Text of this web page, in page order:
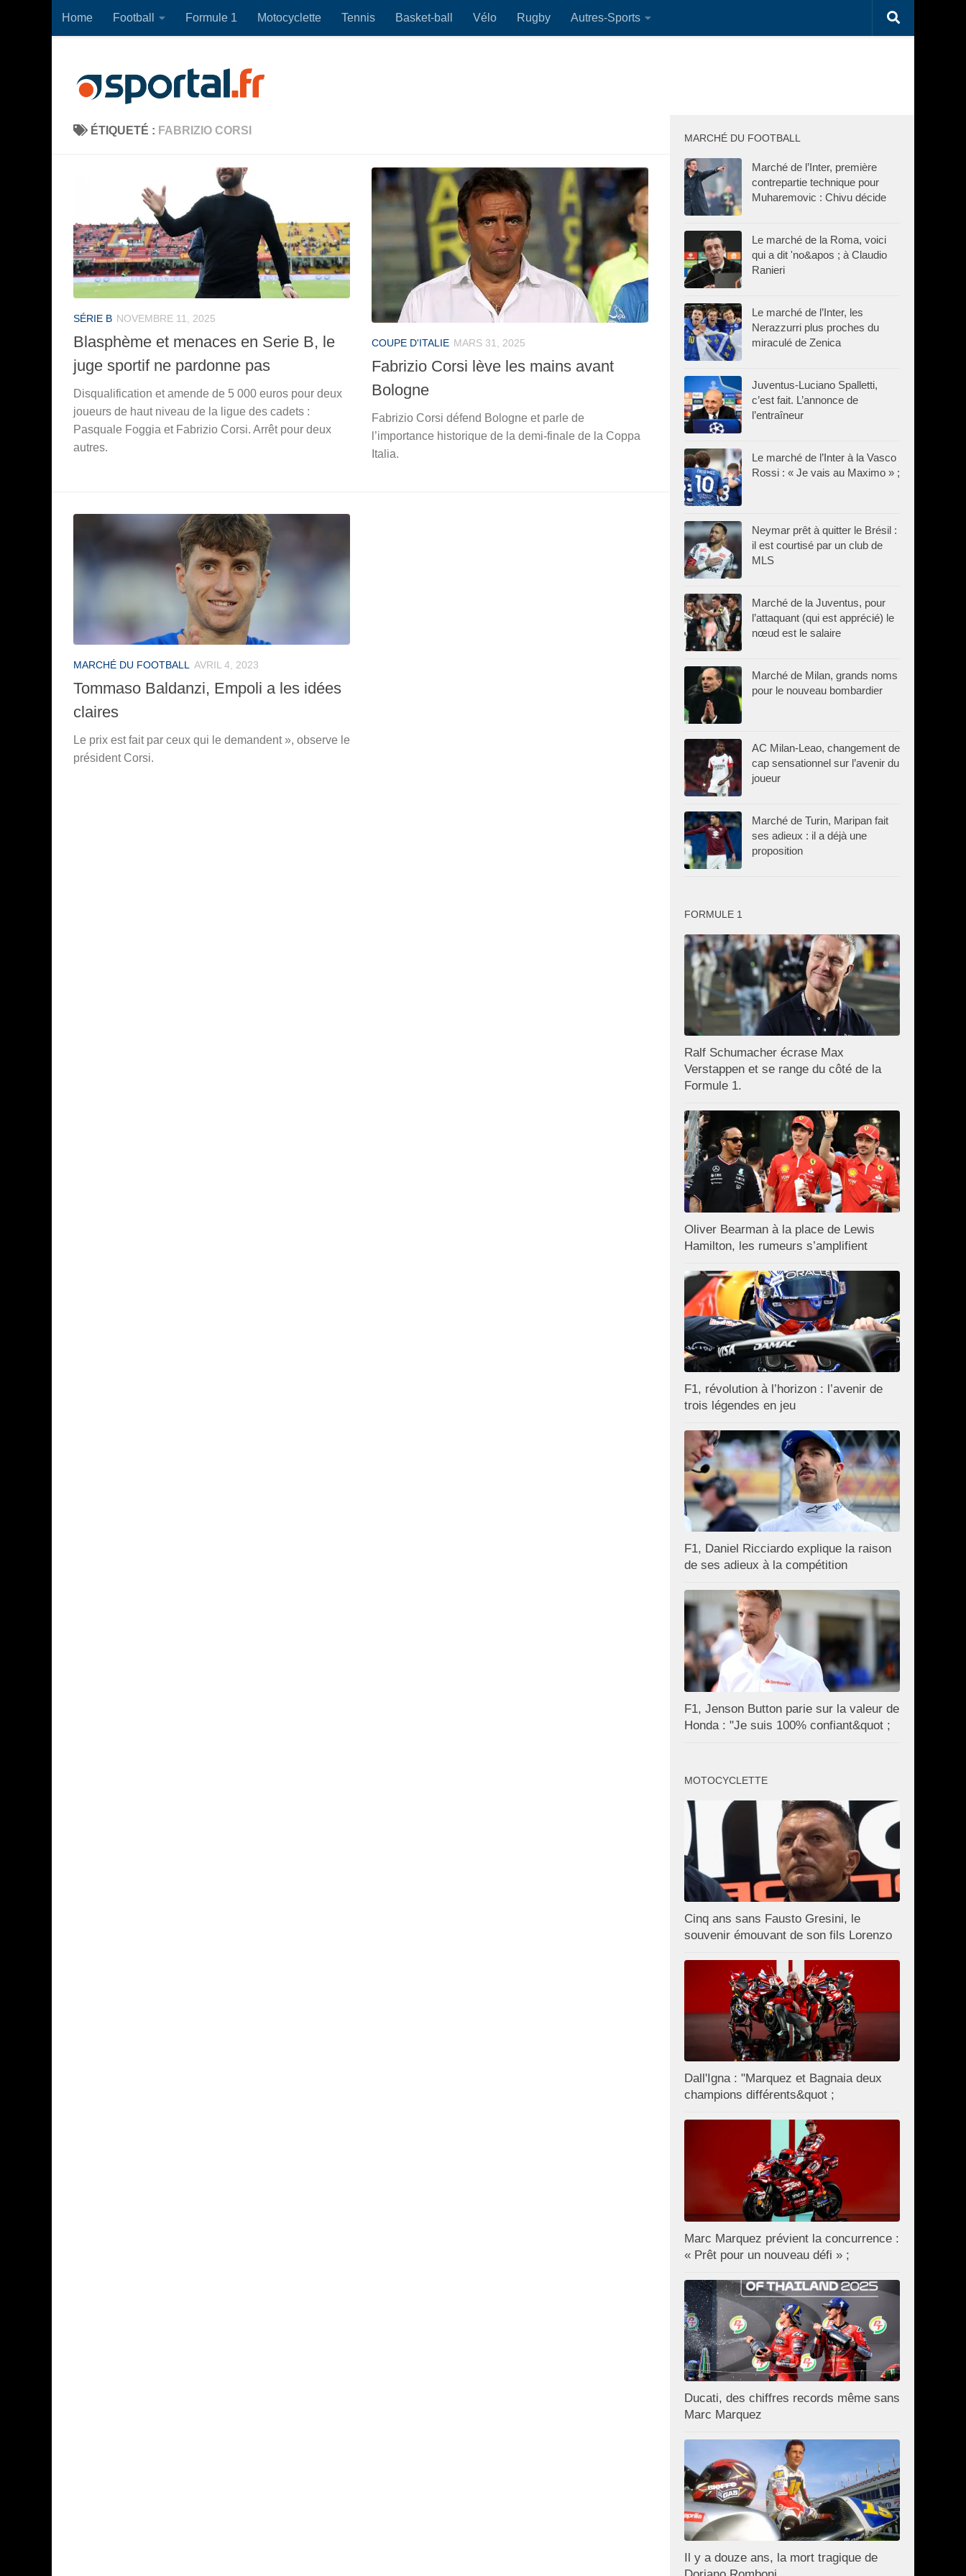
Skip to content
Home Football Formule 1 Motocyclette Tennis Basket-ball Vélo Rugby Autres-Sports
ÉTIQUETÉ : FABRIZIO CORSI
SÉRIE B NOVEMBRE 11, 2025
Blasphème et menaces en Serie B, le
juge sportif ne pardonne pas
Disqualification et amende de 5 000 euros pour deux
joueurs de haut niveau de la ligue des cadets :
Pasquale Foggia et Fabrizio Corsi. Arrêt pour deux
autres.
COUPE D'ITALIE MARS 31, 2025
Fabrizio Corsi lève les mains avant
Bologne
Fabrizio Corsi défend Bologne et parle de
l’importance historique de la demi-finale de la Coppa
Italia.
MARCHÉ DU FOOTBALL AVRIL 4, 2023
Tommaso Baldanzi, Empoli a les idées
claires
Le prix est fait par ceux qui le demandent », observe le
président Corsi.
MARCHÉ DU FOOTBALL
Marché de l’Inter, première
contrepartie technique pour
Muharemovic : Chivu décide
Le marché de la Roma, voici
qui a dit 'no&apos ; à Claudio
Ranieri
Le marché de l’Inter, les
Nerazzurri plus proches du
miraculé de Zenica
Juventus-Luciano Spalletti,
c’est fait. L’annonce de
l’entraîneur
Le marché de l’Inter à la Vasco
Rossi : « Je vais au Maximo » ;
Neymar prêt à quitter le Brésil :
il est courtisé par un club de
MLS
Marché de la Juventus, pour
l’attaquant (qui est apprécié) le
nœud est le salaire
Marché de Milan, grands noms
pour le nouveau bombardier
AC Milan-Leao, changement de
cap sensationnel sur l’avenir du
joueur
Marché de Turin, Maripan fait
ses adieux : il a déjà une
proposition
FORMULE 1
Ralf Schumacher écrase Max
Verstappen et se range du côté de la
Formule 1.
Oliver Bearman à la place de Lewis
Hamilton, les rumeurs s’amplifient
F1, révolution à l’horizon : l’avenir de
trois légendes en jeu
F1, Daniel Ricciardo explique la raison
de ses adieux à la compétition
F1, Jenson Button parie sur la valeur de
Honda : "Je suis 100% confiant&quot ;
MOTOCYCLETTE
Cinq ans sans Fausto Gresini, le
souvenir émouvant de son fils Lorenzo
Dall'Igna : "Marquez et Bagnaia deux
champions différents&quot ;
Marc Marquez prévient la concurrence :
« Prêt pour un nouveau défi » ;
Ducati, des chiffres records même sans
Marc Marquez
Il y a douze ans, la mort tragique de